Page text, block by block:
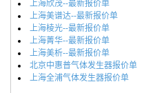
上海欣茂--最新报价单
上海美谱达--最新报价单
上海棱光--最新报价单
上海菁华--最新报价单
上海美析--最新报价单
北京中惠普气体发生器报价单
上海全浦气体发生器报价单